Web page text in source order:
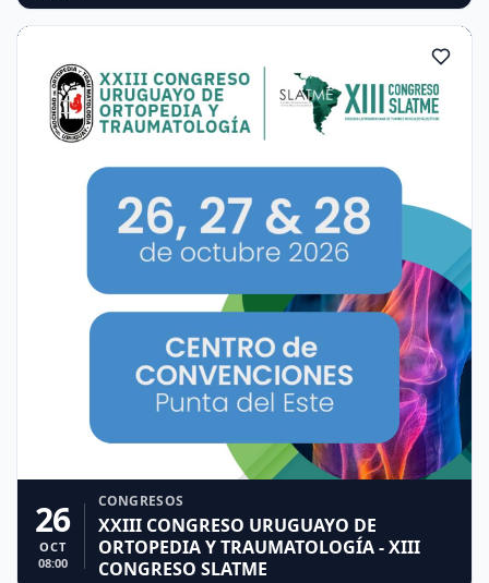
26
OCT
08:00
CONGRESOS
XXIII CONGRESO URUGUAYO DE
ORTOPEDIA Y TRAUMATOLOGÍA - XIII
CONGRESO SLATME